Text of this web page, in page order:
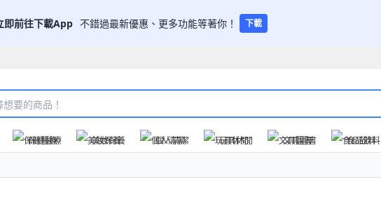
即前往下載App 不錯過最新優惠、更多功能等著你！ 下載
保健醫療 美妝保養 個人清潔 玩具休閒 文具圖書 食品飲料